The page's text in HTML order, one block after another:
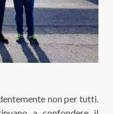
non per tutti.